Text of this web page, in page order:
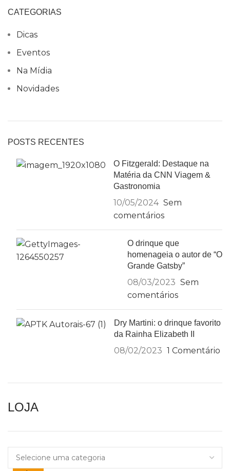
CATEGORIAS
Dicas
Eventos
Na Mídia
Novidades
POSTS RECENTES
O Fitzgerald: Destaque na
Matéria da CNN Viagem &
Gastronomia
10/05/2024 Sem
comentários
O drinque que
homenageia o autor de “O
Grande Gatsby”
08/03/2023 Sem
comentários
Dry Martini: o drinque favorito
da Rainha Elizabeth II
08/02/2023 1 Comentário
LOJA